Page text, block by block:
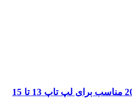
کیف لپ تاپ مدل 2010 مناسب برای لپ تاپ 13 تا 15